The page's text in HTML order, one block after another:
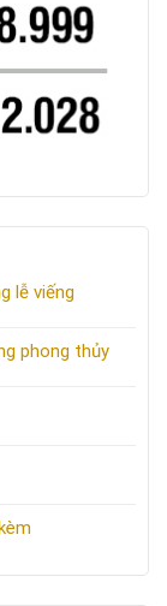
lễ viếng
phong thủy